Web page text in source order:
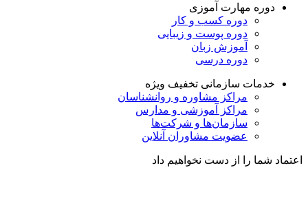
دوره مهارت آموزی
دوره کسب و کار
دوره پوست و زیبایی
آموزش زبان
دوره درسی
خدمات سازمانی تخفیف ویژه
مراکز مشاوره و روانشناسان
مراکز آموزشی و مدارس
سازمان‌ها و شرکت‌ها
عضویت مشاوران آنلاین
اعتماد شما را از دست نخواهیم داد